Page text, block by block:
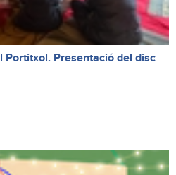
Portitxol. Presentació del disc